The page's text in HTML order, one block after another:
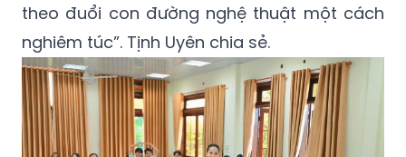
theo đuổi con đường nghệ thuật một cách
nghiêm túc”. Tịnh Uyên chia sẻ.